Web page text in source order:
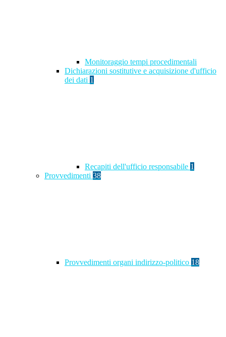
Monitoraggio tempi procedimentali
Dichiarazioni sostitutive e acquisizione d'ufficio
dei dati 1
Recapiti dell'ufficio responsabile 1
Provvedimenti 38
Provvedimenti organi indirizzo-politico 18